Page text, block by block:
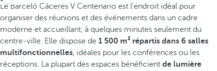
Le Barceló Cáceres V Centenario est l'endroit idéal pour
organiser des réunions et des événements dans un cadre
moderne et accueillant, à quelques minutes seulement du
centre-ville. Elle dispose de 1 500 m² répartis dans 6 salles
multifonctionnelles, idéales pour les conférences ou les
réceptions. La plupart des espaces bénéficient de lumière